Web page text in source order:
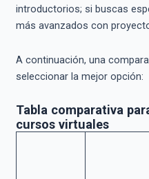
introductorios; si buscas
más avanzados con
A continuación, una
seleccionar la mejor opción:
Tabla comparativa
cursos virtuales